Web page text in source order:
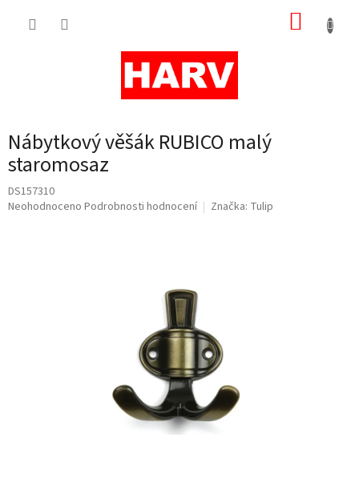
Nábytkový věšák RUBICO malý
staromosaz
DS157310
Průměrné
Neohodnoceno Podrobnosti hodnocení Značka: Tulip